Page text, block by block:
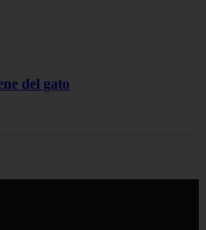
del gato